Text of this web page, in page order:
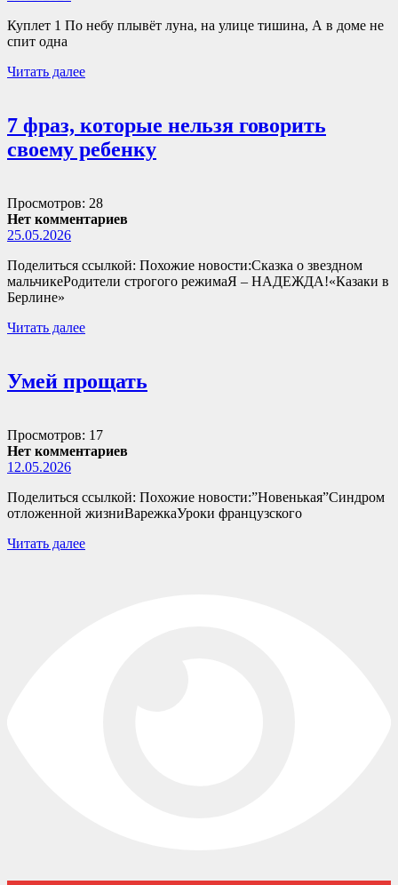
Куплет 1 По небу плывёт луна, на улице тишина, А в доме не
спит одна
Читать далее
7 фраз, которые нельзя говорить
своему ребенку
Просмотров: 28
Нет комментариев
25.05.2026
Поделиться ссылкой: Похожие новости:Сказка о звездном
мальчикеРодители строгого режимаЯ – НАДЕЖДА!«Казаки в
Берлине»
Читать далее
Умей прощать
Просмотров: 17
Нет комментариев
12.05.2026
Поделиться ссылкой: Похожие новости:”Новенькая”Синдром
отложенной жизниВарежкаУроки французского
Читать далее